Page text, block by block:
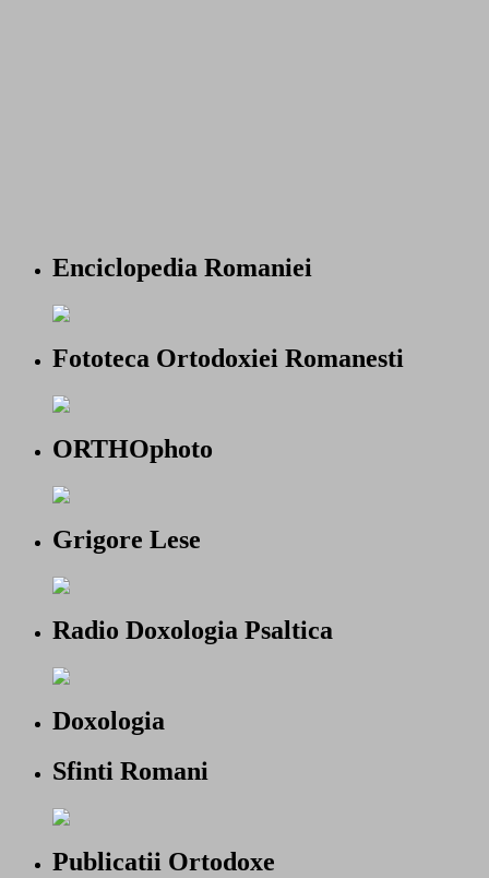
Enciclopedia Romaniei
Fototeca Ortodoxiei Romanesti
ORTHOphoto
Grigore Lese
Radio Doxologia Psaltica
Doxologia
Sfinti Romani
Publicatii Ortodoxe